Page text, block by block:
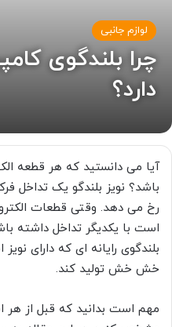
لوازم جانبی
چرا بلندگوی
دارد؟
آیا می دانستید که هر قطعه
باشد؟ نویز بلندگو یک تداخل
رخ می دهد. وقتی قطعات
است با یکدیگر تداخل داشته
بلندگوی رایانه ای که دارای
خش خش تولید کند.
مهم است بدانید که قبل از هر